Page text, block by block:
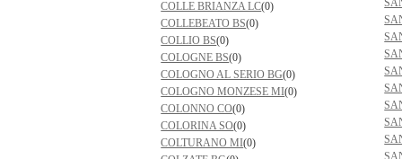
COLLE BRIANZA LC(0)
COLLEBEATO BS(0)
COLLIO BS(0)
COLOGNE BS(0)
COLOGNO AL SERIO BG(0)
COLOGNO MONZESE MI(0)
COLONNO CO(0)
COLORINA SO(0)
COLTURANO MI(0)